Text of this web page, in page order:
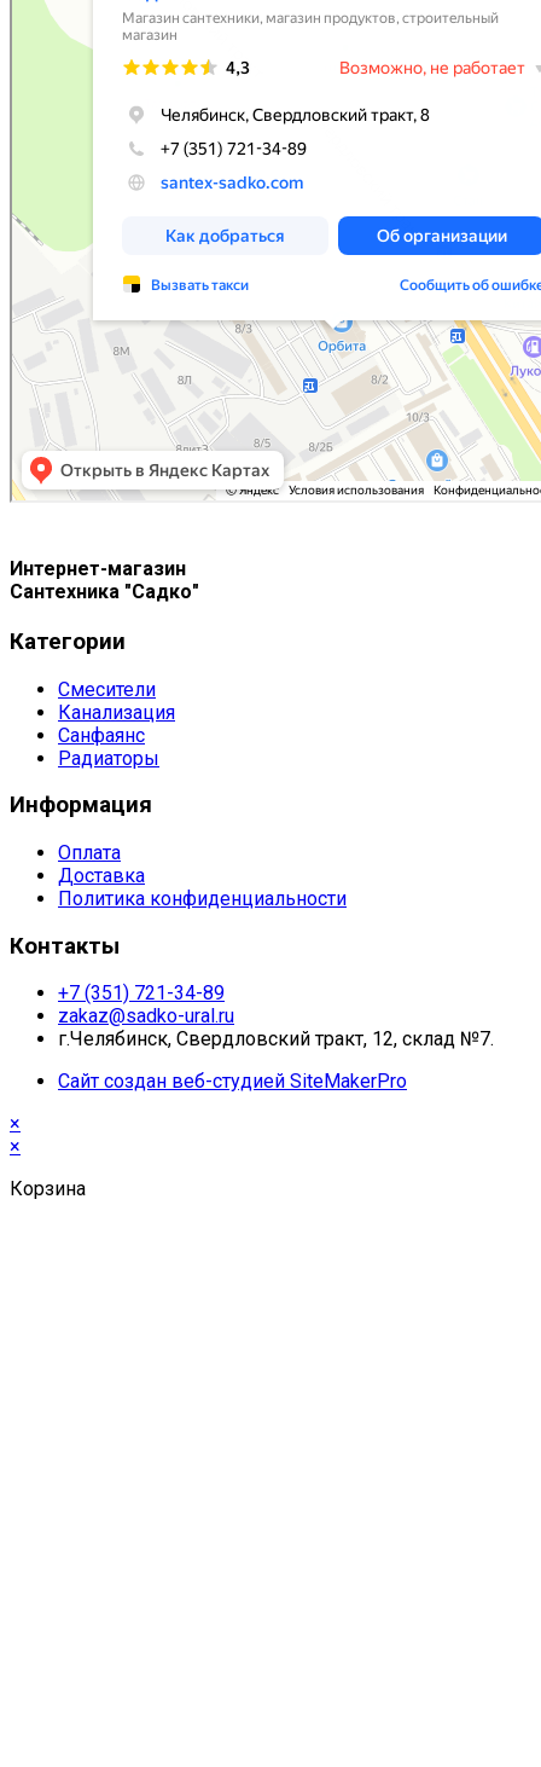
Интернет-магазин
Сантехника "Садко"
Категории
Смесители
Канализация
Санфаянс
Радиаторы
Информация
Оплата
Доставка
Политика конфиденциальности
Контакты
+7 (351) 721-34-89
zakaz@sadko-ural.ru
г.Челябинск, Свердловский тракт, 12, склад №7.
Сайт создан веб-студией SiteMakerPro
×
×
Корзина